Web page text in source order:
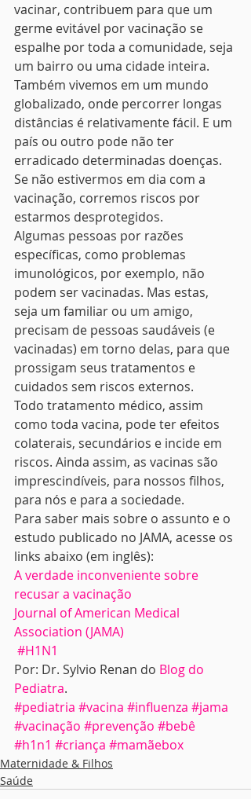
vacinar, contribuem para que um
germe evitável ​​por vacinação se
espalhe por toda a comunidade, seja
um bairro ou uma cidade inteira.
Também vivemos em um mundo
globalizado, onde percorrer longas
distâncias é relativamente fácil. E um
país ou outro pode não ter
erradicado determinadas doenças.
Se não estivermos em dia com a
vacinação, corremos riscos por
estarmos desprotegidos.
Algumas pessoas por razões
específicas, como problemas
imunológicos, por exemplo, não
podem ser vacinadas. Mas estas,
seja um familiar ou um amigo,
precisam de pessoas saudáveis (e
vacinadas) em torno delas, para que
prossigam seus tratamentos e
cuidados sem riscos externos.
Todo tratamento médico, assim
como toda vacina, pode ter efeitos
colaterais, secundários e incide em
riscos. Ainda assim, as vacinas são
imprescindíveis, para nossos filhos,
para nós e para a sociedade.
Para saber mais sobre o assunto e o
estudo publicado no JAMA, acesse os
links abaixo (em inglês):
A verdade inconveniente sobre
recusar a vacinação
Journal of American Medical
Association (JAMA)
#H1N1
Por: Dr. Sylvio Renan do Blog do
Pediatra.
#pediatria #vacina #influenza #jama
#vacinação #prevenção #bebê
#h1n1 #criança #mamãebox
Maternidade & Filhos
Saúde